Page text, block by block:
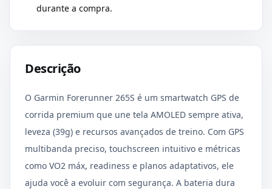
durante a compra.
Descrição
O Garmin Forerunner 265S é um smartwatch GPS de
corrida premium que une tela AMOLED sempre ativa,
leveza (39g) e recursos avançados de treino. Com GPS
multibanda preciso, touchscreen intuitivo e métricas
como VO2 máx, readiness e planos adaptativos, ele
ajuda você a evoluir com segurança. A bateria dura